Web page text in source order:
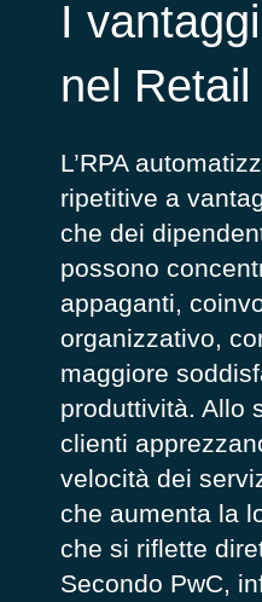
I
nel Retail
L’RPA
ripetitive a
che dei
possono
appaganti,
organizzativo,
maggiore
produttività. Allo
clienti
velocità dei
che aumenta la
che si riflette
Secondo PwC,